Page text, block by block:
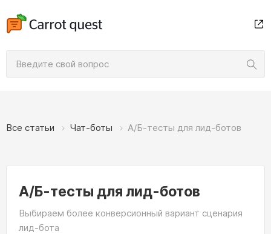
Все статьи Чат-боты А/Б-тесты для лид-ботов
А/Б-тесты для лид-ботов
Выбираем более конверсионный вариант сценария
лид-бота